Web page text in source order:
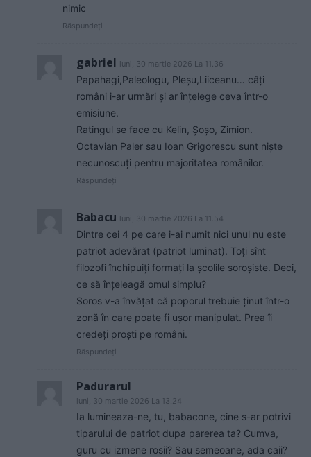
nimic
Răspundeți
gabriel luni, 30 martie 2026 La 11.36
Papahagi,Paleologu, Pleșu,Liiceanu… câți
români i-ar urmări și ar înțelege ceva într-o
emisiune.
Ratingul se face cu Kelin, Șoșo, Zimion.
Octavian Paler sau Ioan Grigorescu sunt niște
necunoscuți pentru majoritatea românilor.
Răspundeți
Babacu luni, 30 martie 2026 La 11.54
Dintre cei 4 pe care i-ai numit nici unul nu este
patriot adevărat (patriot luminat). Toți sînt
filozofi închipuiți formați la școlile soroșiste. Deci,
ce să înțeleagă omul simplu?
Soros v-a învățat că poporul trebuie ținut într-o
zonă în care poate fi ușor manipulat. Prea îi
credeți proști pe români.
Răspundeți
Padurarul
luni, 30 martie 2026 La 13.24
Ia lumineaza-ne, tu, babacone, cine s-ar potrivi
tiparului de patriot dupa parerea ta? Cumva,
guru cu izmene rosii? Sau semeoane, ada caii?